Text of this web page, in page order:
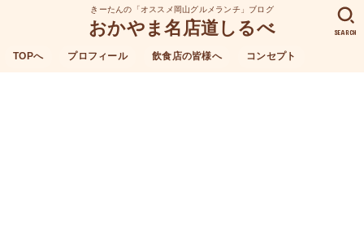
きーたんの「オススメ岡山グルメランチ」ブログ
おかやま名店道しるべ
TOPへ プロフィール 飲食店の皆様へ コンセプト
SEARCH